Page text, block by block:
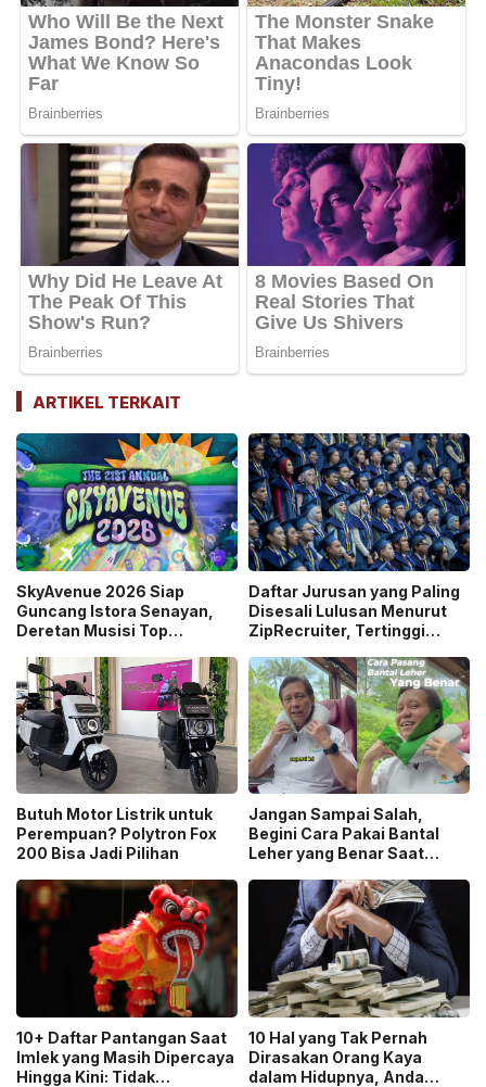
ARTIKEL TERKAIT
SkyAvenue 2026 Siap
Guncang Istora Senayan,
Deretan Musisi Top
dan Raisa Bakal Tampil
Daftar Jurusan yang Paling
Disesali Lulusan Menurut
ZipRecruiter, Tertinggi
Butuh Motor Listrik untuk
Perempuan? Polytron Fox
200 Bisa Jadi Pilihan
Jangan Sampai Salah,
Begini Cara Pakai Bantal
Leher yang Benar Saat
10+ Daftar Pantangan Saat
Imlek yang Masih Dipercaya
Hingga Kini: Tidak
10 Hal yang Tak Pernah
Dirasakan Orang Kaya
dalam Hidupnya, Anda